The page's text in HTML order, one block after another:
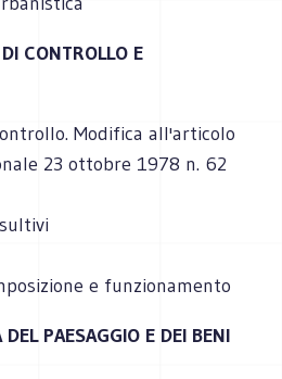
CONTROLLO E
Modifica all'articolo
23 ottobre 1978 n. 62
e funzionamento
PAESAGGIO E DEI BENI